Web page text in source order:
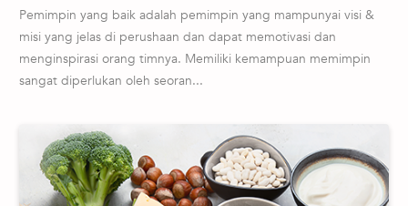
Pemimpin yang baik adalah pemimpin yang mampunyai visi &
misi yang jelas di perushaan dan dapat memotivasi dan
menginspirasi orang timnya. Memiliki kemampuan memimpin
sangat diperlukan oleh seoran...